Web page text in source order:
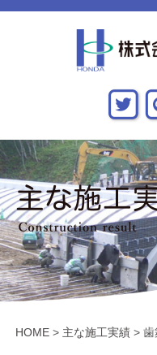
主
お問い
新着情
HOME > 主な施工実績 > 歯